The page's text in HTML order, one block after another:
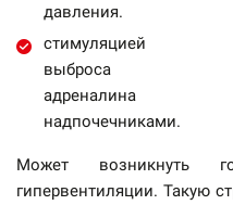
давления.
стимуляцией
выброса
адреналина
надпочечниками.
Может возникнуть
гипервентиляции. Такую